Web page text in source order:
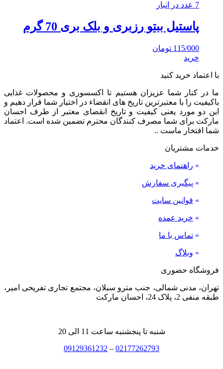
7 عدد در انبار
پاستیل ببتو رزبری و بلک بری 70 گرم
115/000 تومان
خرید
با اعتماد خرید کنید
ما در کنار شما عزیزان هستیم تا اکسسوری و محصولات غذایی
باکیفیت را با معتبرترین تاریخ های انقضاء در اختیار شما قرار دهیم و
این دو مورد یعنی کیفیت و تاریخ انقضای معتبر از طرف احسان
مارکت برای شما مصرف کنندگان محترم تضمین شده است. اعتماد
شما افتخار ماست ..
خدمات مشتریان
» راهنمای خرید
» پیگیری سفارش
» قوانین سایت
» خرید عمده
» تماس با ما
» وبلاگ
فروشگاه حضوری
تهران، مدنی شمالی، جنب مترو سبلان، مجتمع تجاری تفریحی امیر،
طبقه منفی 2، پلاک 24، احسان مارکت
شنبه تا پنجشنبه ساعت 11 الی 20
02177262793
–
09129361232